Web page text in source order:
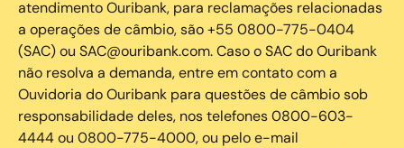
atendimento Ouribank, para reclamações relacionadas
a operações de câmbio, são +55 0800-775-0404
(SAC) ou SAC@ouribank.com. Caso o SAC do Ouribank
não resolva a demanda, entre em contato com a
Ouvidoria do Ouribank para questões de câmbio sob
responsabilidade deles, nos telefones 0800-603-
4444 ou 0800-775-4000, ou pelo e-mail